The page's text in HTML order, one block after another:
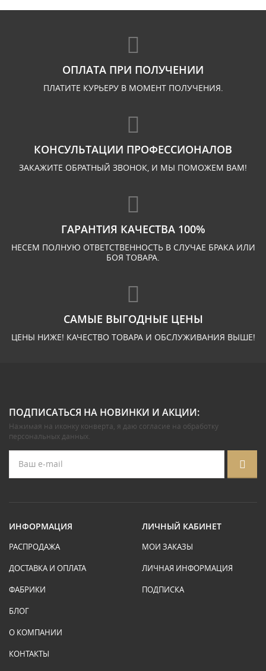
ОПЛАТА ПРИ ПОЛУЧЕНИИ
ПЛАТИТЕ КУРЬЕРУ В МОМЕНТ ПОЛУЧЕНИЯ.
КОНСУЛЬТАЦИИ ПРОФЕССИОНАЛОВ
ЗАКАЖИТЕ ОБРАТНЫЙ ЗВОНОК, И МЫ ПОМОЖЕМ ВАМ!
ГАРАНТИЯ КАЧЕСТВА 100%
НЕСЕМ ПОЛНУЮ ОТВЕТСТВЕННОСТЬ В СЛУЧАЕ БРАКА ИЛИ
БОЯ ТОВАРА.
САМЫЕ ВЫГОДНЫЕ ЦЕНЫ
ЦЕНЫ НИЖЕ! КАЧЕСТВО ТОВАРА И ОБСЛУЖИВАНИЯ ВЫШЕ!
ПОДПИСАТЬСЯ НА НОВИНКИ И АКЦИИ:
Нажимая на иконку конверта, я даю согласие на обработку
персональных данных.
ИНФОРМАЦИЯ
РАСПРОДАЖА
ДОСТАВКА И ОПЛАТА
ФАБРИКИ
БЛОГ
О КОМПАНИИ
КОНТАКТЫ
ЛИЧНЫЙ КАБИНЕТ
МОИ ЗАКАЗЫ
ЛИЧНАЯ ИНФОРМАЦИЯ
ПОДПИСКА